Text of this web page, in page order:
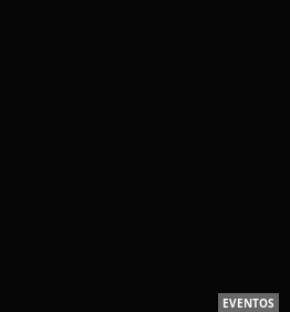
EVENTOS